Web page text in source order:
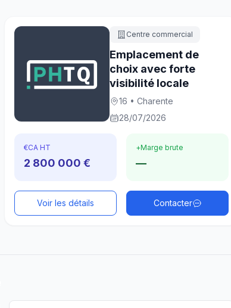
Centre commercial
Emplacement de
choix avec forte
visibilité locale
16 • Charente
28/07/2026
€CA HT
2 800 000 €
+Marge brute
—
Voir les détails Contacter